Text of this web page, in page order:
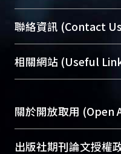
臺大位居世界頂尖大
展現本校豐碩的研究
機構典藏（NTUR）
台，成為臺大學術典
成果。
To permanently
profiles and scholarly
聯絡資訊 (Contact
總館學科館員(Main
醫學圖書館學科館員
Sciences Library)
相關網站 (Useful
關於開放取用 (Open
開放取用是從使用者
出版社期刊論文授權